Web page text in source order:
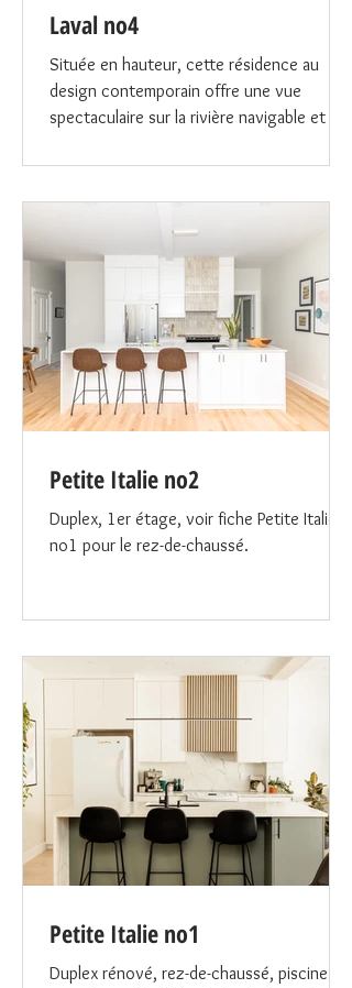
Laval no4
Située en hauteur, cette résidence au
design contemporain offre une vue
spectaculaire sur la rivière navigable et la
finitions haut de gamme et confort absolu,
3 grandes chambres, 3 salles de bain
pour un style de vie raffiné et fonctionnel.
Cuisine spacieuse avec garde-manger
intégré, parfaite pour les passionnés de
gastronomie. Suite principale somptueuse,
avec salle de bain attenante et vue im
Petite Italie no2
Duplex, 1er étage, voir fiche Petite Italie
no1 pour le rez-de-chaussé.
Petite Italie no1
Duplex rénové, rez-de-chaussé, piscine